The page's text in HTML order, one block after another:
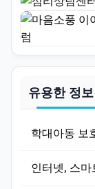
유용한 정보
학대아동 보
인터넷, 스